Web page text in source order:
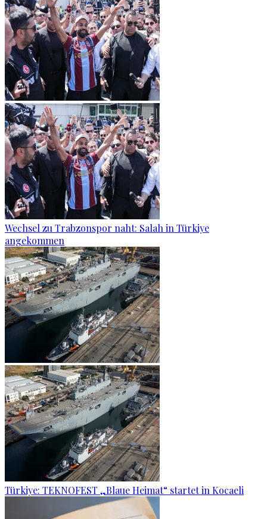
Wechsel zu Trabzonspor naht: Salah in Türkiye
angekommen
Türkiye: TEKNOFEST „Blaue Heimat“ startet in Kocaeli